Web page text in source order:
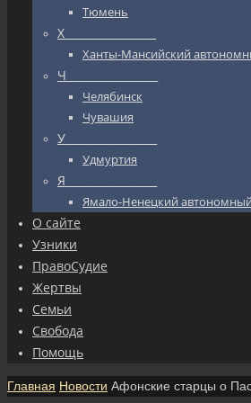
Тюмень
Х_________________
Ханты-Мансийский
Ч_________________
Челябинск
Чувашия
У_________________
Удмуртия
Я_________________
Ямало-Ненецкий
О сайте
Узники
ПравоСудие
Жертвы
Семьи
Свобода
Помощь
Главная Новости Афонские старцы о